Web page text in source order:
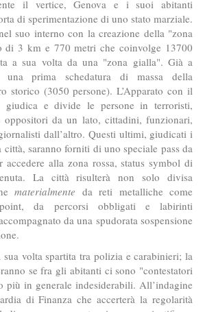
il vertice, Genova e i suoi abitanti
di sperimentazione di uno stato marziale.
suo interno con la creazione della "zona
di 3 km e 770 metri che coinvolge 13700
a sua volta da una "zona gialla". Già a
prima schedatura di massa della
storico (3050 persone). L’Apparato con il
giudica e divide le persone in terroristi,
da un lato, cittadini, funzionari,
dall’altro. Questi ultimi, giudicati i
saranno forniti di uno speciale pass da
accedere alla zona rossa, status symbol di
La città risulterà non solo divisa
materialmente da reti metalliche come
da percorsi obbligati e labirinti
da una spudorata sospensione
sua volta spartita tra polizia e carabinieri; la
se fra gli abitanti ci sono "contestatori
più in generale indesiderabili. All’indagine
di Finanza che accerterà la regolarità